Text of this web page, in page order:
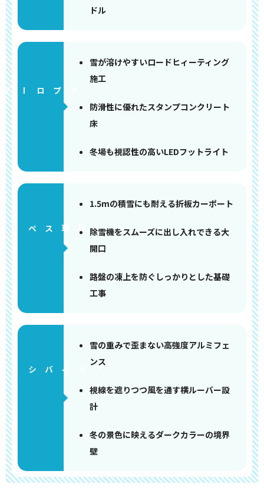
ドル
アプローチ
雪が溶けやすいロードヒィーティング
施工
防滑性に優れたスタンプコンクリート
床
冬場も視認性の高いLEDフットライト
1.5mの積雪にも耐える折板カーポート
除雪機をスムーズに出し入れできる大
開口
路盤の凍上を防ぐしっかりとした基礎
工事
雪の重みで歪まない高強度アルミフェ
ンス
視線を遮りつつ風を通す横ルーバー設
計
冬の景色に映えるダークカラーの境界
壁